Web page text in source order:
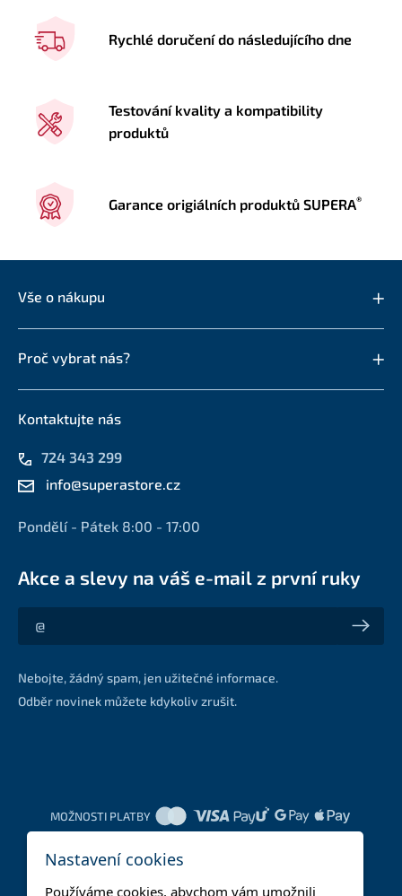
Rychlé doručení do následujícího dne
Testování kvality a kompatibility
produktů
Garance origiálních produktů SUPERA®
Vše o nákupu
Proč vybrat nás?
Kontaktujte nás
724 343 299
info@superastore.cz
Pondělí - Pátek 8:00 - 17:00
Akce a slevy na váš e-mail z první ruky
Akce a slevy na váš e-mail z první ruky
Nebojte, žádný spam, jen užitečné informace.
Odběr novinek můžete kdykoliv zrušit.
MOŽNOSTI PLATBY
Nastavení cookies
Používáme cookies, abychom vám umožnili